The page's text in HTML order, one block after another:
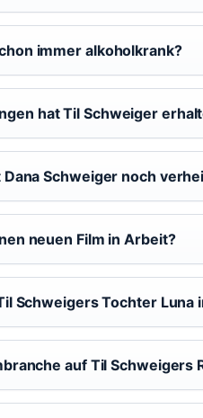
immer alkoholkrank?
hat Til Schweiger
Schweiger noch
neuen Film in Arbeit?
Schweigers Tochter Luna
auf Til Schweigers